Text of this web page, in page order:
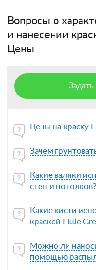
Вопросы о
и нанесении
Цены
Задать
Цены на краску
Зачем
Какие валики
стен и потолков?
Какие кисти
краской Little
Можно ли
помощью